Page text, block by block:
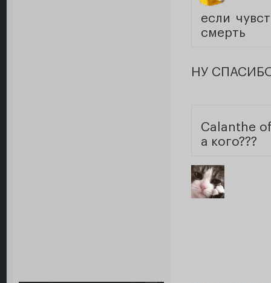
если
смерть
НУ
Calanthe
а кого???